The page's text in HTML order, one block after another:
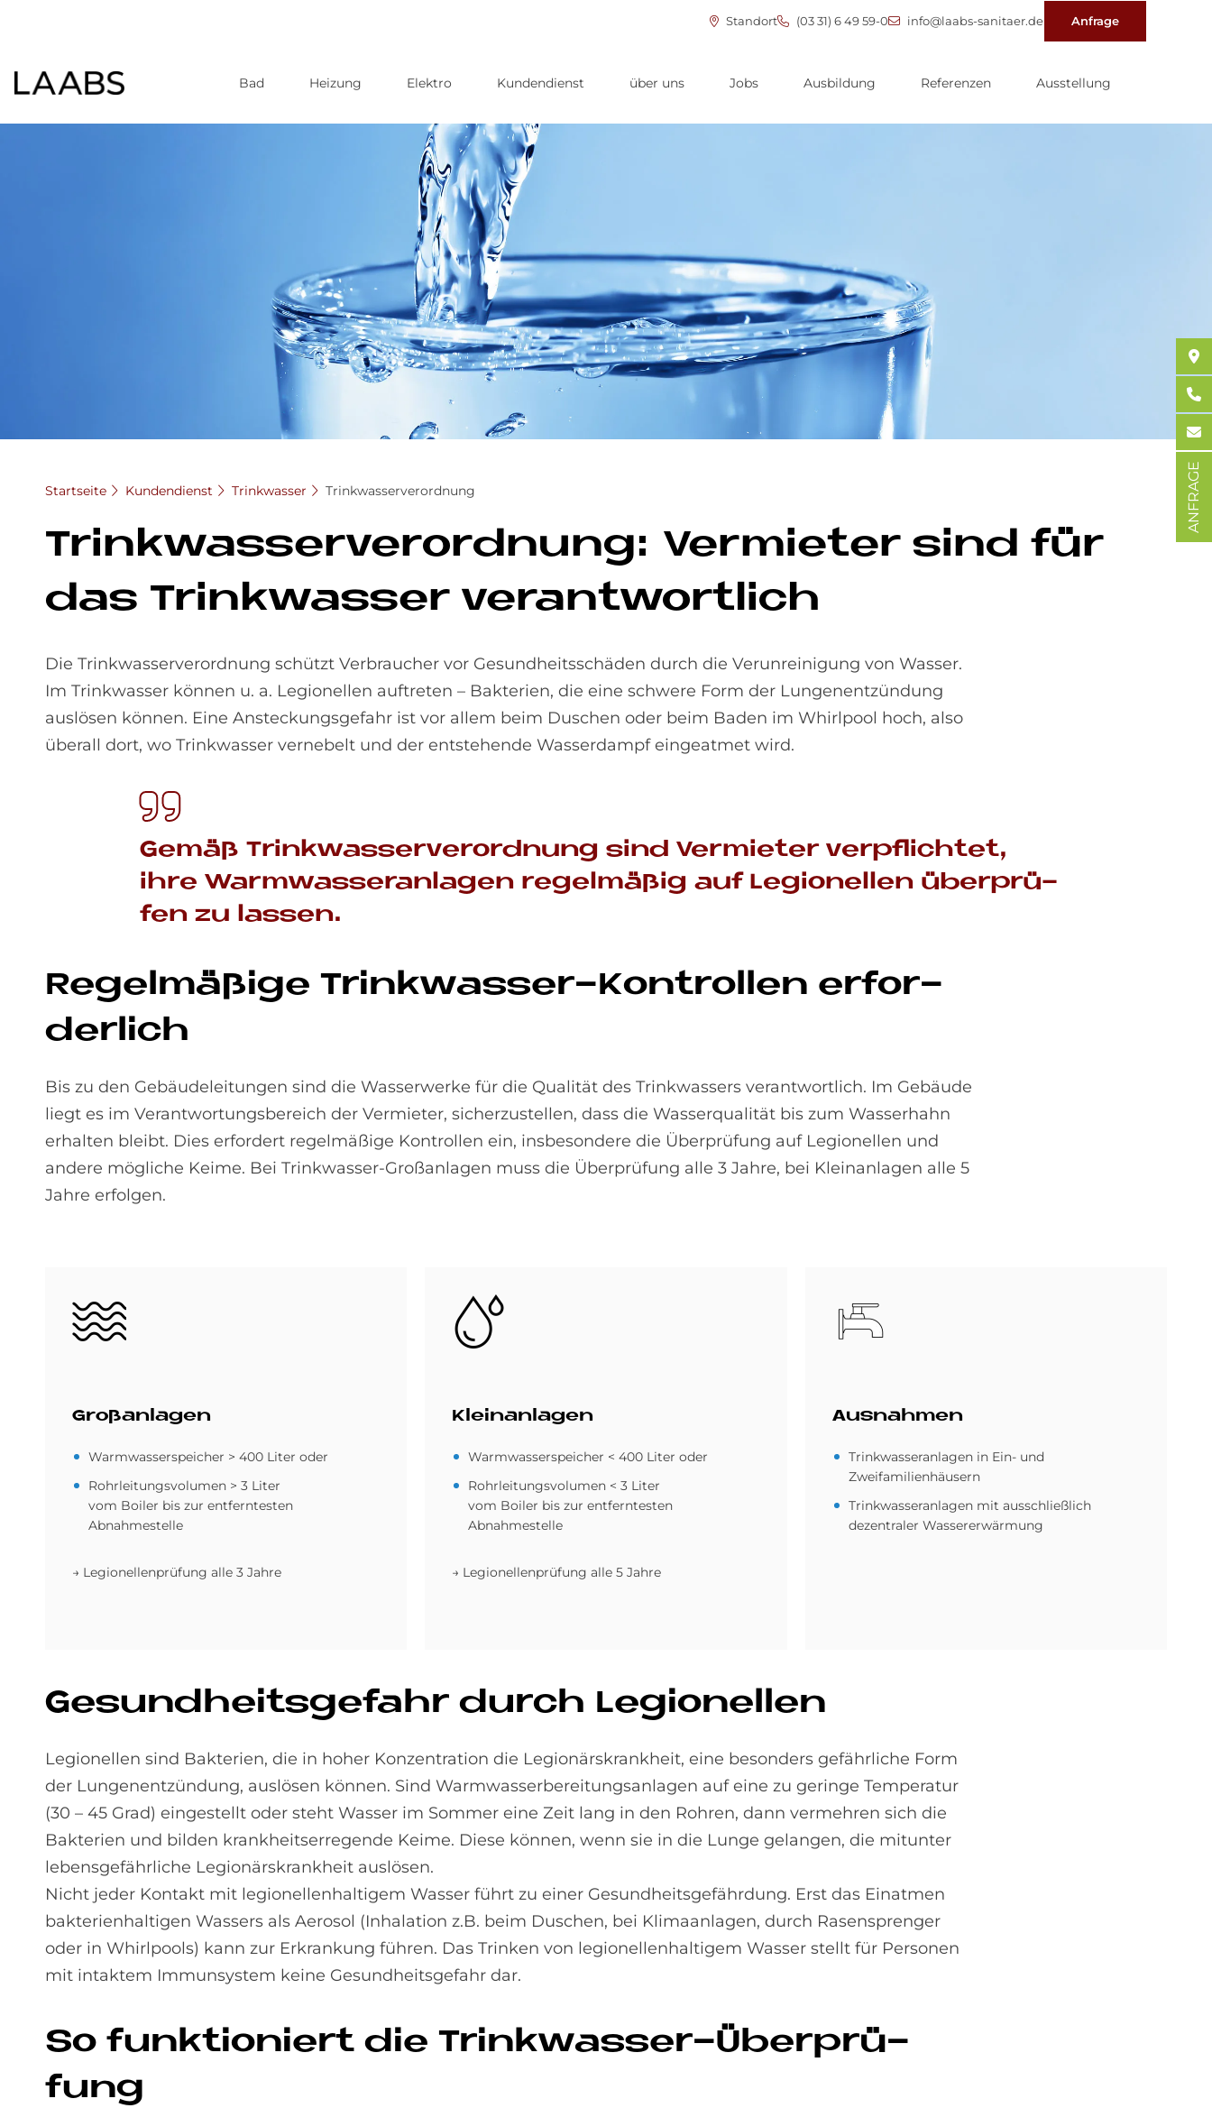
Standort (03 31) 6 49 59-0 info@laabs-sanitaer.de Anfrage
Bad Heizung Elektro Kundendienst über uns Jobs Ausbildung Referenzen Ausstellung
Startseite Kundendienst Trinkwasser Trinkwasserverordnung
Trink­was­ser­ver­ord­nung: Ver­mie­ter sind für
das Trink­was­ser ver­ant­wort­lich
Die Trinkwasserverordnung schützt Verbraucher vor Gesundheitsschäden durch die Verunreinigung von Wasser.
Im Trinkwasser können u. a. Legionellen auftreten – Bakterien, die eine schwere Form der Lungenentzündung
auslösen können. Eine Ansteckungsgefahr ist vor allem beim Duschen oder beim Baden im Whirlpool hoch, also
überall dort, wo Trinkwasser vernebelt und der entstehende Wasserdampf eingeatmet wird.
Ge­mäß Trink­was­ser­ver­ord­nung sind Ver­mie­ter ver­pflich­tet,
ihre Warm­was­ser­an­la­gen re­gel­mä­ßig auf Le­gio­nel­len über­prü­
fen zu las­sen.
Re­gel­mä­ßi­ge Trink­was­ser-Kon­trol­len er­for­
der­lich
Bis zu den Gebäudeleitungen sind die Wasserwerke für die Qualität des Trinkwassers verantwortlich. Im Gebäude
liegt es im Verantwortungsbereich der Vermieter, sicherzustellen, dass die Wasserqualität bis zum Wasserhahn
erhalten bleibt. Dies erfordert regelmäßige Kontrollen ein, insbesondere die Überprüfung auf Legionellen und
andere mögliche Keime. Bei Trinkwasser-Großanlagen muss die Überprüfung alle 3 Jahre, bei Kleinanlagen alle 5
Jahre erfolgen.
Bild
Groß­an­la­gen
Warmwasserspeicher > 400 Liter oder
Rohrleitungsvolumen > 3 Liter
vom Boiler bis zur entferntesten
Abnahmestelle
→ Legionellenprüfung alle 3 Jahre
Bild
Klein­an­la­gen
Warmwasserspeicher < 400 Liter oder
Rohrleitungsvolumen < 3 Liter
vom Boiler bis zur entferntesten
Abnahmestelle
→ Legionellenprüfung alle 5 Jahre
Bild
Aus­nah­men
Trinkwasseranlagen in Ein- und
Zweifamilienhäusern
Trinkwasseranlagen mit ausschließlich
dezentraler Wassererwärmung
Ge­sund­heits­ge­fahr durch Le­gio­nel­len
Legionellen sind Bakterien, die in hoher Konzentration die Legionärskrankheit, eine besonders gefährliche Form
der Lungenentzündung, auslösen können. Sind Warmwasserbereitungsanlagen auf eine zu geringe Temperatur
(30 – 45 Grad) eingestellt oder steht Wasser im Sommer eine Zeit lang in den Rohren, dann vermehren sich die
Bakterien und bilden krankheitserregende Keime. Diese können, wenn sie in die Lunge gelangen, die mitunter
lebensgefährliche Legionärskrankheit auslösen.
Nicht jeder Kontakt mit legionellenhaltigem Wasser führt zu einer Gesundheitsgefährdung. Erst das Einatmen
bakterienhaltigen Wassers als Aerosol (Inhalation z.B. beim Duschen, bei Klimaanlagen, durch Rasensprenger
oder in Whirlpools) kann zur Erkrankung führen. Das Trinken von legionellenhaltigem Wasser stellt für Personen
mit intaktem Immunsystem keine Gesundheitsgefahr dar.
So funk­tio­niert die Trink­was­ser-Über­prü­
fung
ANFRAGE